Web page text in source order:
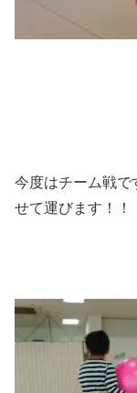
今度はチーム戦
せて運びます！！